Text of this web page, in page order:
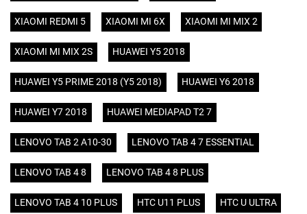
XIAOMI REDMI 5 XIAOMI MI 6X XIAOMI MI MIX 2
XIAOMI MI MIX 2S HUAWEI Y5 2018
HUAWEI Y5 PRIME 2018 (Y5 2018) HUAWEI Y6 2018
HUAWEI Y7 2018 HUAWEI MEDIAPAD T2 7
LENOVO TAB 2 A10-30 LENOVO TAB 4 7 ESSENTIAL
LENOVO TAB 4 8 LENOVO TAB 4 8 PLUS
LENOVO TAB 4 10 PLUS HTC U11 PLUS HTC U ULTRA